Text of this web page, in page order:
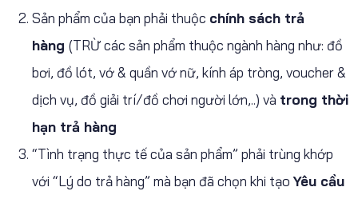
Sản phẩm của bạn phải thuộc chính sách trả
hàng (TRỪ các sản phẩm thuộc ngành hàng như: đồ
bơi, đồ lót, vớ & quần vớ nữ, kính áp tròng, voucher &
dịch vụ, đồ giải trí/đồ chơi người lớn,..) và trong thời
hạn trả hàng
“Tình trạng thực tế của sản phẩm” phải trùng khớp
với “Lý do trả hàng” mà bạn đã chọn khi tạoYêu cầu